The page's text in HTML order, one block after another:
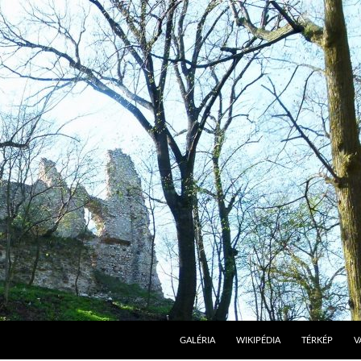
GALÉRIA WIKIPÉDIA TÉRKÉP